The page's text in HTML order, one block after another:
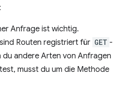
Anfrage ist wichtig.
Routen registriert für GET -
du andere Arten von Anfragen
musst du um die Methode